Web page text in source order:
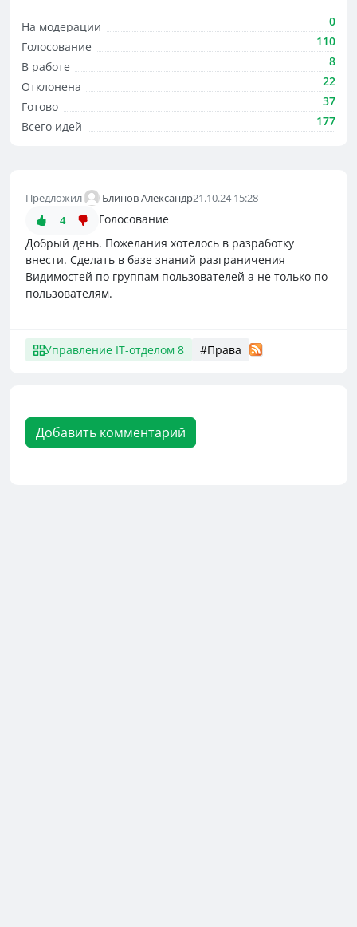
На модерации
0
Голосование
110
В работе
8
Отклонена
22
Готово
37
Всего идей
177
Предложил Блинов Александр21.10.24 15:28
4
Голосование
Добрый день. Пожелания хотелось в разработку
внести. Сделать в базе знаний разграничения
Видимостей по группам пользователей а не только по
пользователям.
Управление IT-отделом 8 #Права
Добавить комментарий